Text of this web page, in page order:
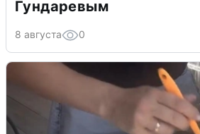
Гундаревым
8 августа 0